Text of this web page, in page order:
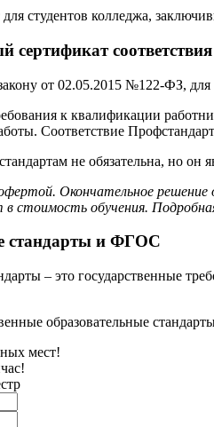
студентов колледжа,
от 02.05.2015 №122-ФЗ, для
к квалификации
Соответствие
не обязательна, но он
Окончательное
стоимость обучения.
стандарты и ФГОС
– это государственные
образовательные
мест!